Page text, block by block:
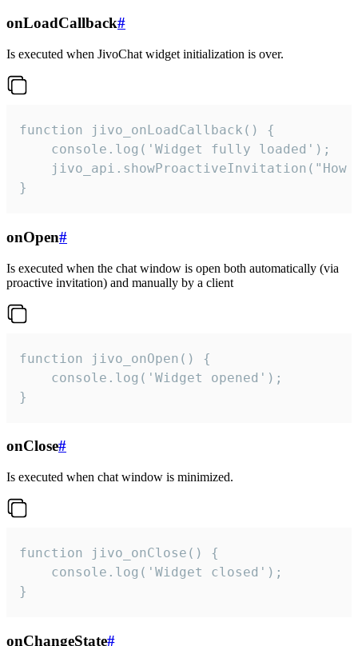
onLoadCallback#
Is executed when JivoChat widget initialization is over.
function jivo_onLoadCallback() {
    console.log('Widget fully loaded');
jivo_api.showProactiveInvitation("How
}
onOpen#
Is executed when the chat window is open both automatically (via
proactive invitation) and manually by a client
function jivo_onOpen() {
    console.log('Widget opened');
}
onClose#
Is executed when chat window is minimized.
function jivo_onClose() {
    console.log('Widget closed');
}
onChangeState#